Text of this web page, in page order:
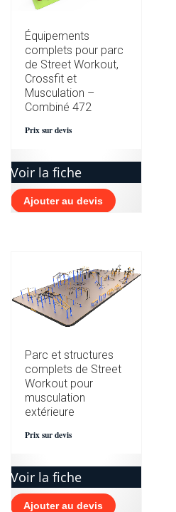
Équipements
complets pour parc
de Street Workout,
Crossfit et
Musculation –
Combiné 472
Prix sur devis
Voir la fiche
Ajouter au devis
Parc et structures
complets de Street
Workout pour
musculation
extérieure
Prix sur devis
Voir la fiche
Ajouter au devis